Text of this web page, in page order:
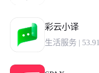
彩云小译
生活服务 |